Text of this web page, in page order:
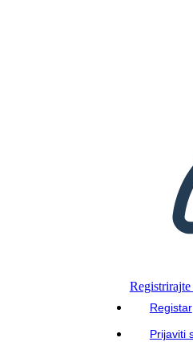
Registar
Prijaviti
REPRODUCIRAJ